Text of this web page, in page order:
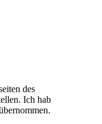
des
Ich hab